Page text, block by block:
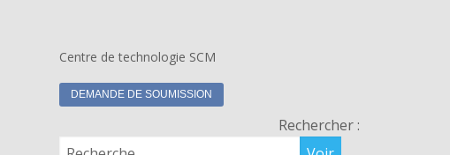
Centre de technologie SCM
DEMANDE DE SOUMISSION
Rechercher :